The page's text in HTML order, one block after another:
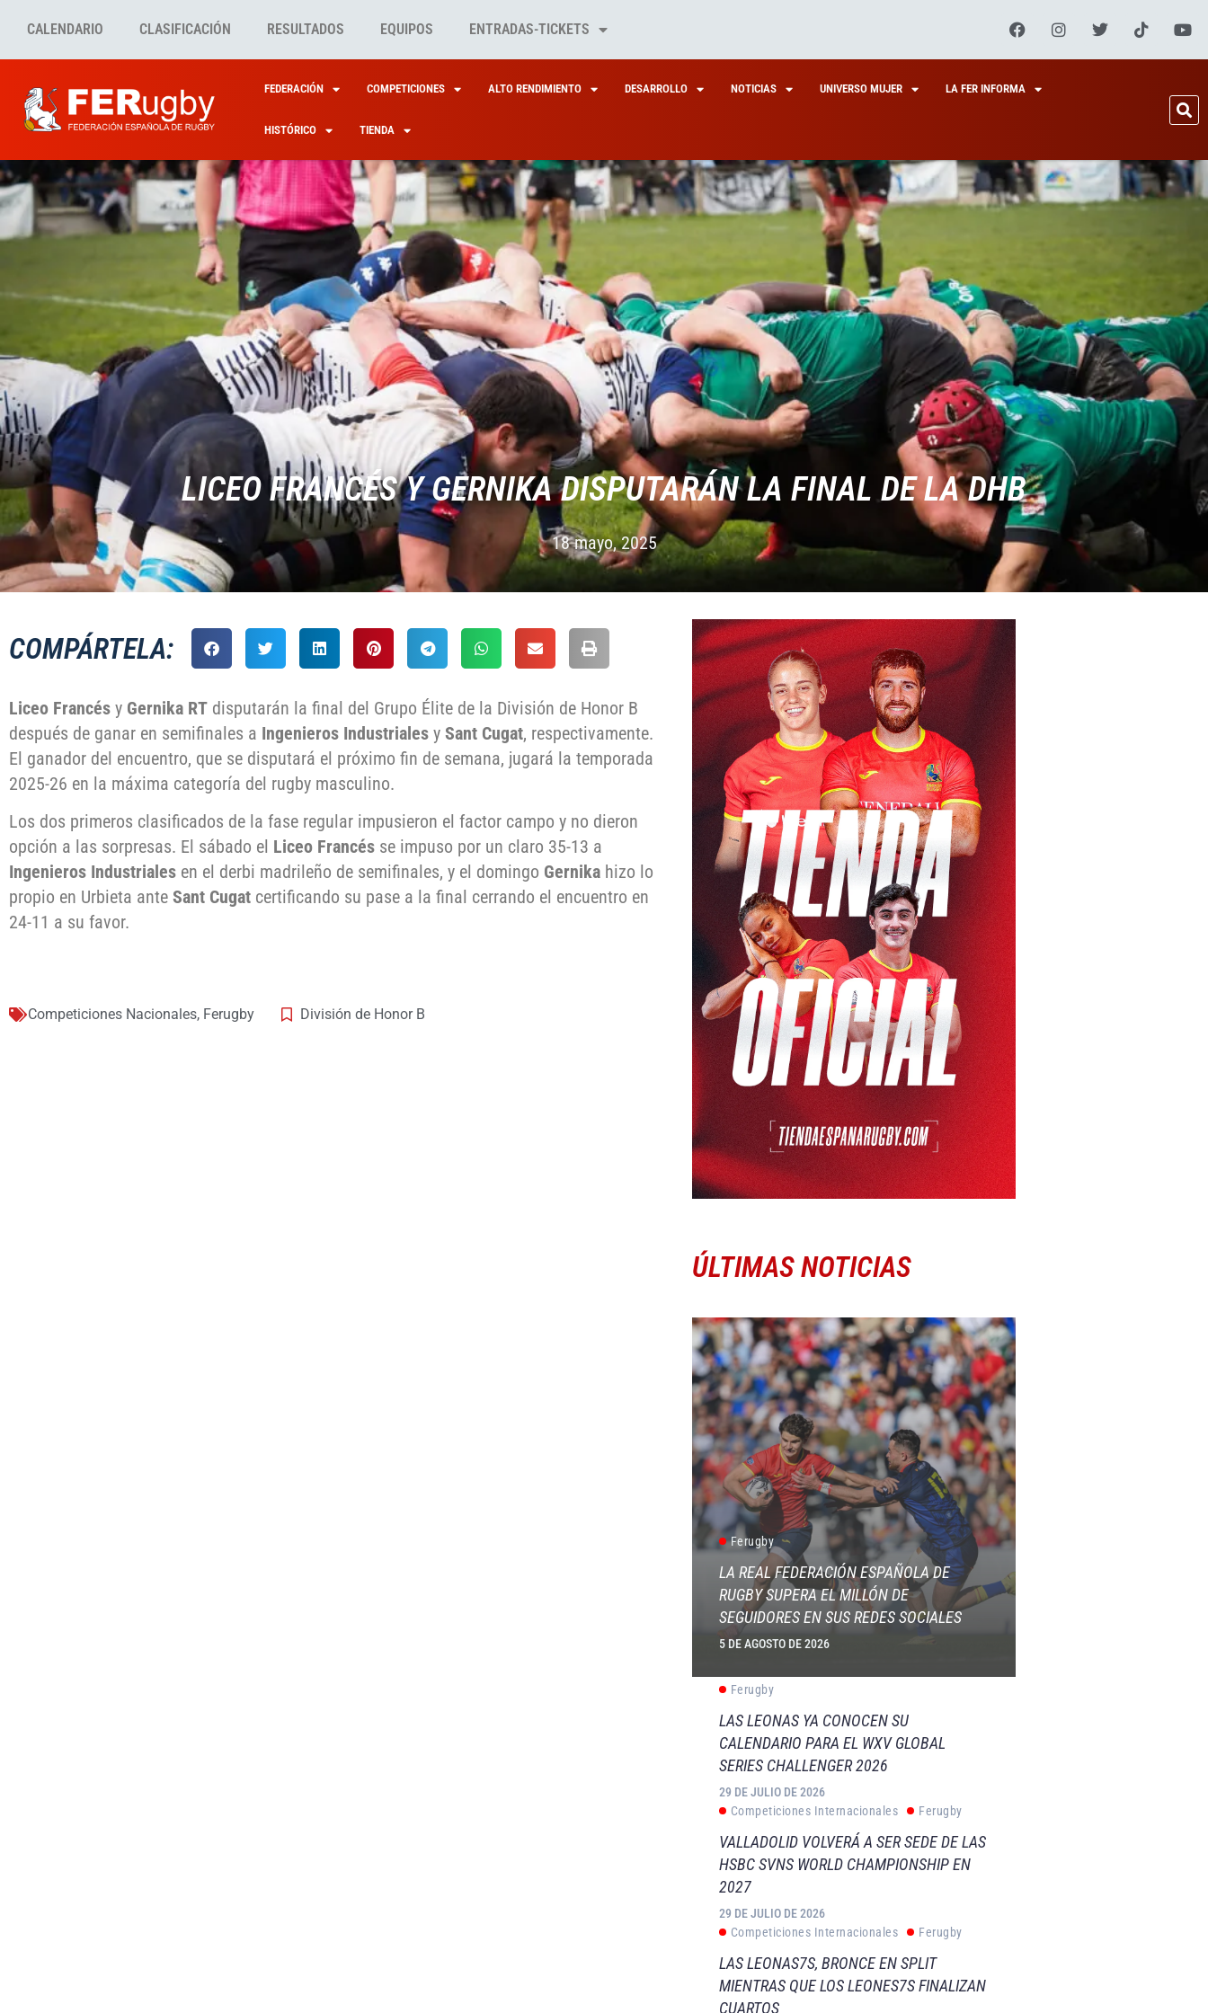
CALENDARIO CLASIFICACIÓN RESULTADOS EQUIPOS ENTRADAS-TICKETS
FEDERACIÓN COMPETICIONES ALTO RENDIMIENTO DESARROLLO NOTICIAS UNIVERSO MUJER LA FER INFORMA
HISTÓRICO TIENDA
LICEO FRANCÉS Y GERNIKA DISPUTARÁN LA FINAL DE LA DHB
18 mayo, 2025
COMPÁRTELA:
Liceo Francés y Gernika RT disputarán la final del Grupo Élite de la División de Honor B
después de ganar en semifinales a Ingenieros Industriales y Sant Cugat, respectivamente.
El ganador del encuentro, que se disputará el próximo fin de semana, jugará la temporada
2025-26 en la máxima categoría del rugby masculino.
Los dos primeros clasificados de la fase regular impusieron el factor campo y no dieron
opción a las sorpresas. El sábado el Liceo Francés se impuso por un claro 35-13 a
Ingenieros Industriales en el derbi madrileño de semifinales, y el domingo Gernika hizo lo
propio en Urbieta ante Sant Cugat certificando su pase a la final cerrando el encuentro en
24-11 a su favor.
Competiciones Nacionales, Ferugby División de Honor B
ÚLTIMAS NOTICIAS
Ferugby
LA REAL FEDERACIÓN ESPAÑOLA DE
RUGBY SUPERA EL MILLÓN DE
SEGUIDORES EN SUS REDES SOCIALES
5 DE AGOSTO DE 2026
Ferugby
LAS LEONAS YA CONOCEN SU
CALENDARIO PARA EL WXV GLOBAL
SERIES CHALLENGER 2026
29 DE JULIO DE 2026
Competiciones Internacionales
Ferugby
VALLADOLID VOLVERÁ A SER SEDE DE LAS
HSBC SVNS WORLD CHAMPIONSHIP EN
2027
29 DE JULIO DE 2026
Competiciones Internacionales
Ferugby
LAS LEONAS7S, BRONCE EN SPLIT
MIENTRAS QUE LOS LEONES7S FINALIZAN
CUARTOS